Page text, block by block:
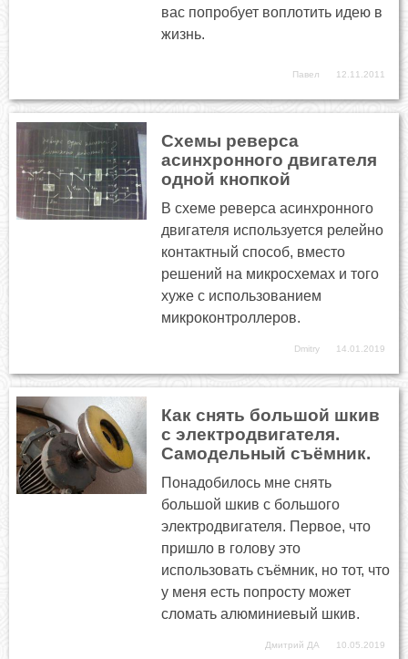
вас попробует воплотить идею в
жизнь.
Павел 12.11.2011
Схемы реверса
асинхронного двигателя
одной кнопкой
В схеме реверса асинхронного
двигателя используется релейно
контактный способ, вместо
решений на микросхемах и того
хуже с использованием
микроконтроллеров.
Dmitry 14.01.2019
Как снять большой шкив
с электродвигателя.
Самодельный съёмник.
Понадобилось мне снять
большой шкив с большого
электродвигателя. Первое, что
пришло в голову это
использовать съёмник, но тот, что
у меня есть попросту может
сломать алюминиевый шкив.
Дмитрий ДА 10.05.2019